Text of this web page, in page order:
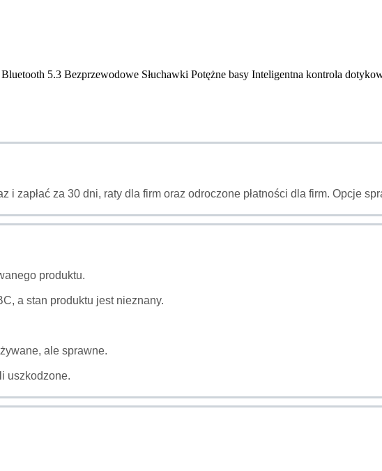
5.3 Bezprzewodowe Słuchawki Potężne basy Inteligentna kontrola
zapłać za 30 dni, raty dla firm oraz odroczone płatności dla firm. Opcje
produktu.
a stan produktu jest nieznany.
ale sprawne.
uszkodzone.